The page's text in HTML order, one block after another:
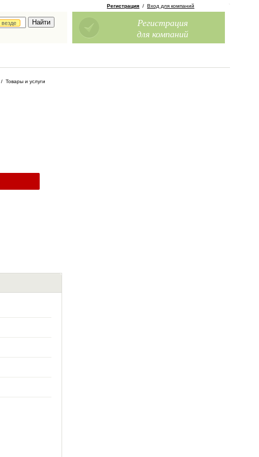
везде
Регистрация / Вход для компаний
Регистрация
для компаний
/ Товары и услуги